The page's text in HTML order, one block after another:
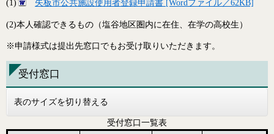
(1) 矢板市公共施設使用者登録申請書 [Wordファイル／62KB]
(2)本人確認できるもの（塩谷地区圏内に在住、在学の高校生）
※申請様式は提出先窓口でもお受け取りいただきます。
受付窓口
表のサイズを切り替える
受付窓口一覧表